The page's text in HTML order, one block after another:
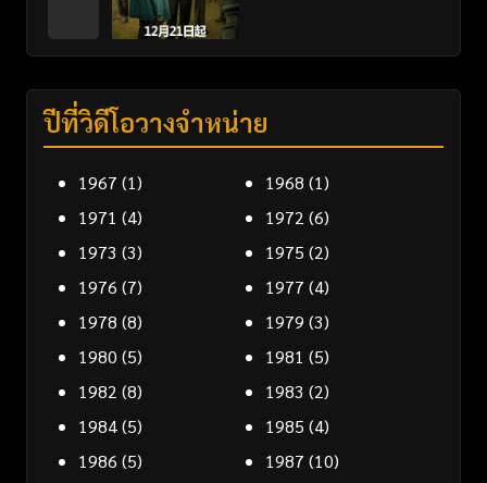
ปีที่วิดีโอวางจำหน่าย
1967 (1) 1968 (1)
1971 (4) 1972 (6)
1973 (3) 1975 (2)
1976 (7) 1977 (4)
1978 (8) 1979 (3)
1980 (5) 1981 (5)
1982 (8) 1983 (2)
1984(5) 1985 (4)
1986 (5) 1987 (10)